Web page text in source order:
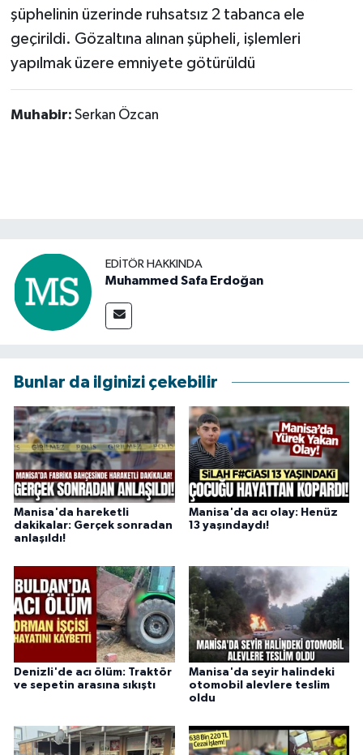
şüphelinin üzerinde ruhsatsız 2 tabanca ele
geçirildi. Gözaltına alınan şüpheli, işlemleri
yapılmak üzere emniyete götürüldü
Muhabir: Serkan Özcan
EDITÖR HAKKINDA
Muhammed Safa Erdoğan
Bunlar da ilginizi çekebilir
Manisa'da hareketli
dakikalar: Gerçek sonradan
anlaşıldı!
Manisa'da acı olay: Henüz
13 yaşındaydı!
Denizli'de acı ölüm: Traktör
ve sepetin arasına sıkıştı
Manisa'da seyir halindeki
otomobil alevlere teslim
oldu